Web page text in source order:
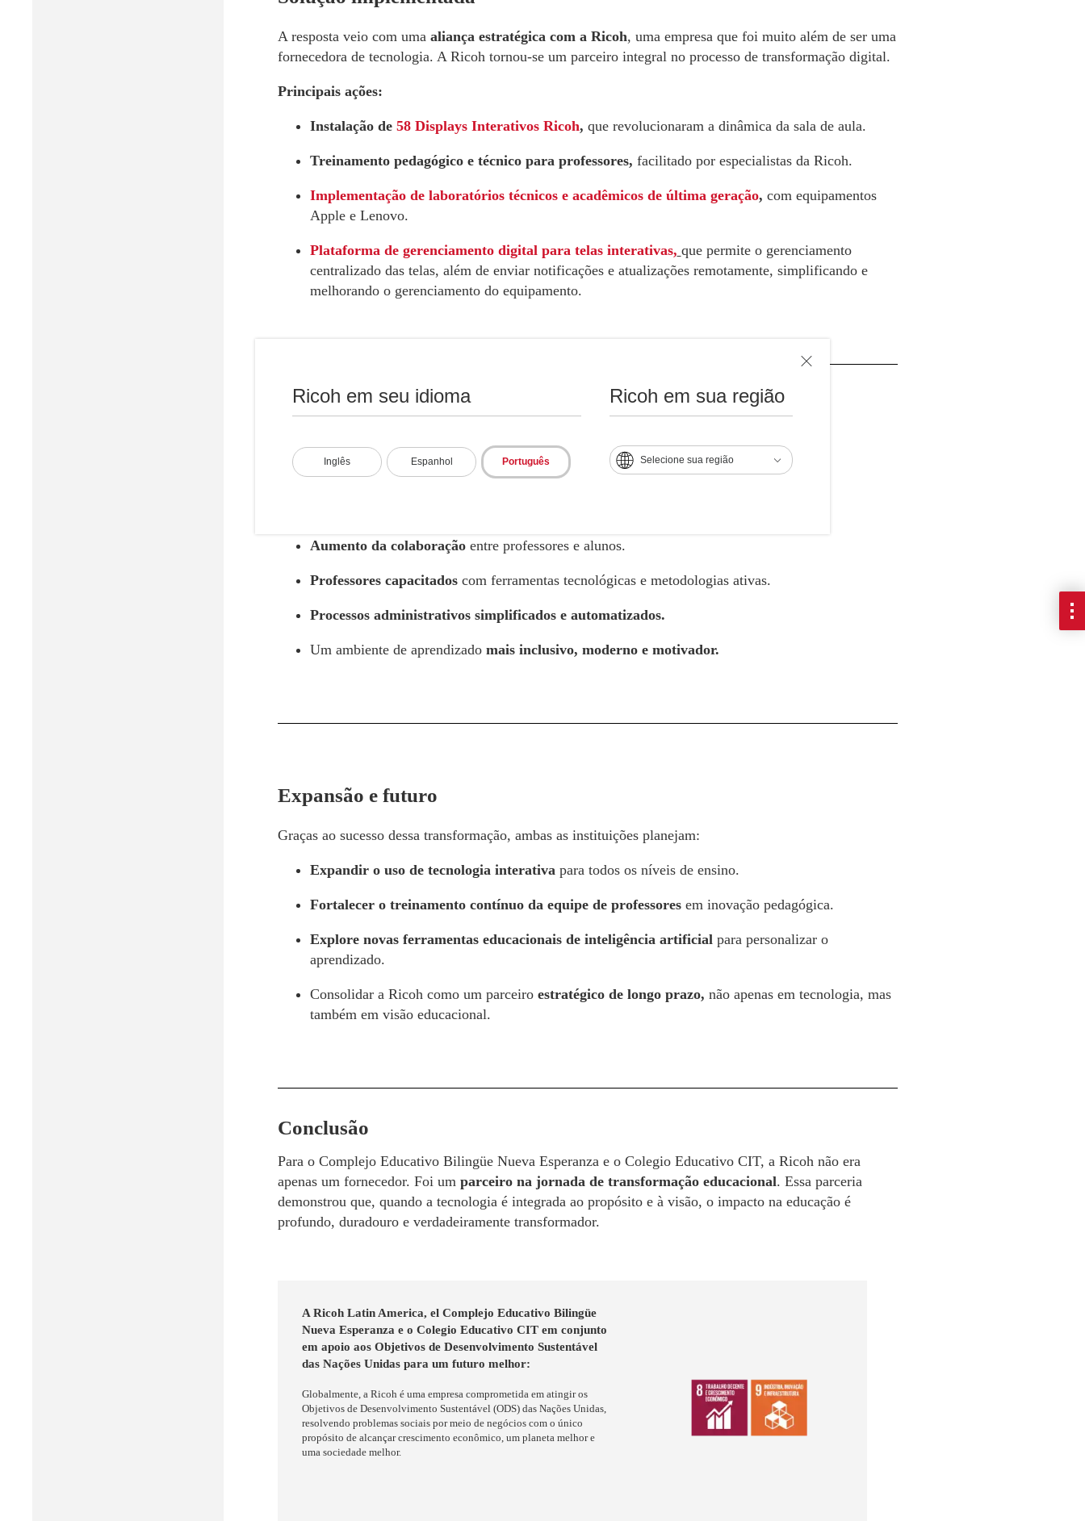
Ricoh em seu idioma
Inglês Espanhol Português
Ricoh em sua região
Selecione sua região
A resposta veio com uma aliança estratégica com a Ricoh, uma empresa que foi muito além de ser uma
fornecedora de tecnologia. A Ricoh tornou-se um parceiro integral no processo de transformação digital.
Principais ações:
Instalação de 58 Displays Interativos Ricoh, que revolucionaram a dinâmica da sala de aula.
Treinamento pedagógico e técnico para professores, facilitado por especialistas da Ricoh.
Implementação de laboratórios técnicos e acadêmicos de última geração, com equipamentos
Apple e Lenovo.
Plataforma de gerenciamento digital para telas interativas, que permite o gerenciamento
centralizado das telas, além de enviar notificações e atualizações remotamente, simplificando e
melhorando o gerenciamento do equipamento.
Os resultados foram notáveis e mensuráveis:
Aumento da colaboraçãoentre professores e alunos.
Professores capacitadoscom ferramentas tecnológicas e metodologias ativas.
Processos administrativos simplificados e automatizados.
Um ambiente de aprendizado mais inclusivo, moderno e motivador.
Expansão e futuro
Graças ao sucesso dessa transformação, ambas as instituições planejam:
Expandir o uso de tecnologia interativa para todos os níveis de ensino.
Fortalecer o treinamento contínuo da equipe de professoresem inovação pedagógica.
Explore novas ferramentas educacionais de inteligência artificial para personalizar o
aprendizado.
Consolidar a Ricoh como um parceiroestratégico de longo prazo, não apenas em tecnologia, mas
também em visão educacional.
Conclusão
Para o Complejo Educativo Bilingüe Nueva Esperanza e o Colegio Educativo CIT, a Ricoh não era
apenas um fornecedor. Foi um parceiro na jornada de transformação educacional. Essa parceria
demonstrou que, quando a tecnologia é integrada ao propósito e à visão, o impacto na educação é
profundo, duradouro e verdadeiramente transformador.
A Ricoh Latin America, el Complejo Educativo Bilingüe
Nueva Esperanza e o Colegio Educativo CIT em conjunto
em apoio aos Objetivos de Desenvolvimento Sustentável
das Nações Unidas para um futuro melhor:
Globalmente, a Ricoh é uma empresa comprometida em atingir os
Objetivos de Desenvolvimento Sustentável (ODS) das Nações Unidas,
resolvendo problemas sociais por meio de negócios com o único
propósito de alcançar crescimento econômico, um planeta melhor e
uma sociedade melhor.